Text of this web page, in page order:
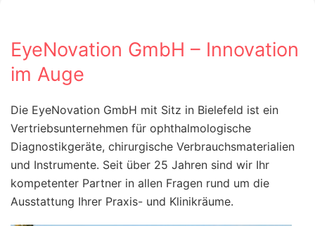
EyeNovation GmbH – Innovation
im Auge
Die EyeNovation GmbH mit Sitz in Bielefeld ist ein
Vertriebsunternehmen für ophthalmologische
Diagnostikgeräte, chirurgische Verbrauchsmaterialien
und Instrumente. Seit über 25 Jahren sind wir Ihr
kompetenter Partner in allen Fragen rund um die
Ausstattung Ihrer Praxis- und Klinikräume.